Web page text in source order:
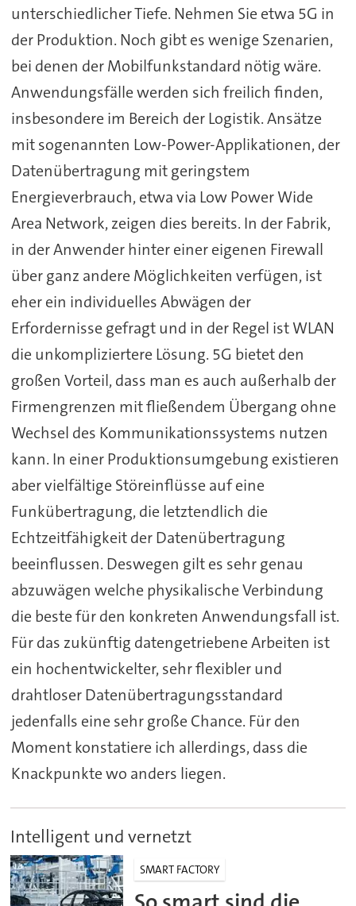
unterschiedlicher Tiefe. Nehmen Sie etwa 5G in
der Produktion. Noch gibt es wenige Szenarien,
bei denen der Mobilfunkstandard nötig wäre.
Anwendungsfälle werden sich freilich finden,
insbesondere im Bereich der Logistik. Ansätze
mit sogenannten Low-Power-Applikationen, der
Datenübertragung mit geringstem
Energieverbrauch, etwa via Low Power Wide
Area Network, zeigen dies bereits. In der Fabrik,
in der Anwender hinter einer eigenen Firewall
über ganz andere Möglichkeiten verfügen, ist
eher ein individuelles Abwägen der
Erfordernisse gefragt und in der Regel ist WLAN
die unkompliziertere Lösung. 5G bietet den
großen Vorteil, dass man es auch außerhalb der
Firmengrenzen mit fließendem Übergang ohne
Wechsel des Kommunikationssystems nutzen
kann. In einer Produktionsumgebung existieren
aber vielfältige Störeinflüsse auf eine
Funkübertragung, die letztendlich die
Echtzeitfähigkeit der Datenübertragung
beeinflussen. Deswegen gilt es sehr genau
abzuwägen welche physikalische Verbindung
die beste für den konkreten Anwendungsfall ist.
Für das zukünftig datengetriebene Arbeiten ist
ein hochentwickelter, sehr flexibler und
drahtloser Datenübertragungsstandard
jedenfalls eine sehr große Chance. Für den
Moment konstatiere ich allerdings, dass die
Knackpunkte wo anders liegen.
Intelligent und vernetzt
SMART FACTORY